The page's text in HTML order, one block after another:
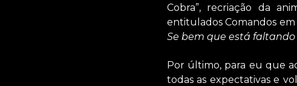
Cobra”, recriação da
entitulados Comandos em
Se bem que está
Por último, para eu que
todas as expectativas e